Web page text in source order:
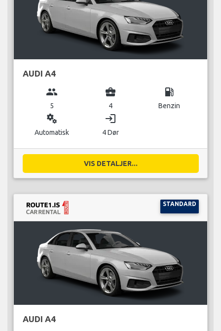
AUDI A4
group
5
business_center
4
local_gas_station
Benzin
miscellaneous_services
Automatisk
login
4 Dør
VIS DETALJER...
STANDARD
AUDI A4